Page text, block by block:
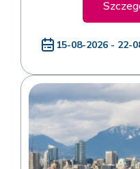
15-08-2026 - 22-